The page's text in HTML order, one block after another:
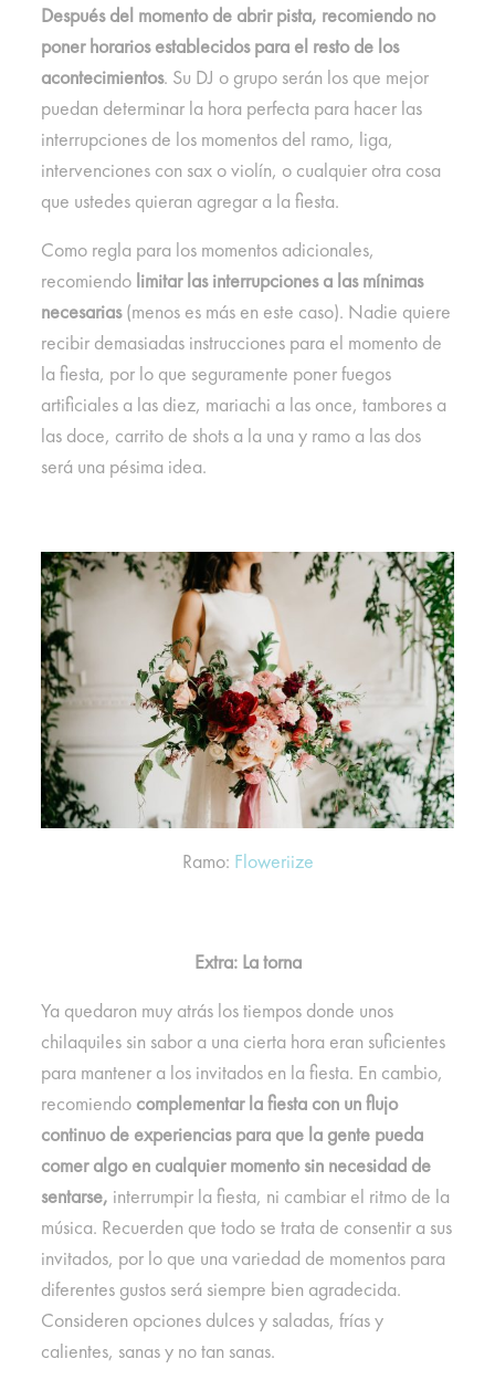
Después del momento de abrir pista, recomiendo no
poner horarios establecidos para el resto de los
acontecimientos. Su DJ o grupo serán los que mejor
puedan determinar la hora perfecta para hacer las
interrupciones de los momentos del ramo, liga,
intervenciones con sax o violín, o cualquier otra cosa
que ustedes quieran agregar a la fiesta.
Como regla para los momentos adicionales,
recomiendo limitar las interrupciones a las mínimas
necesarias(menos es más en este caso). Nadie quiere
recibir demasiadas instrucciones para el momento de
la fiesta, por lo que seguramente poner fuegos
artificiales a las diez, mariachi a las once, tambores a
las doce, carrito de shots a la una y ramo a las dos
será una pésima idea.
Ramo: Floweriize
Extra: La torna
Ya quedaron muy atrás los tiempos donde unos
chilaquiles sin sabor a una cierta hora eran suficientes
para mantener a los invitados en la fiesta. En cambio,
recomiendo complementar la fiesta con un flujo
continuo de experiencias para que la gente pueda
comer algo en cualquier momento sin necesidad de
sentarse, interrumpir la fiesta, ni cambiar el ritmo de la
música. Recuerden que todo se trata de consentir a sus
invitados, por lo que una variedad de momentos para
diferentes gustos será siempre bien agradecida.
Consideren opciones dulces y saladas, frías y
calientes, sanas y no tan sanas.